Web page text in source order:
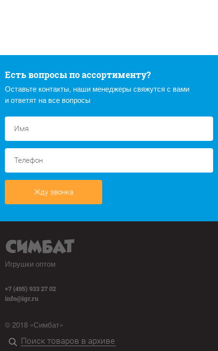
Есть вопросы по ассортименту?
Оставьте контакты, наши менеджеры свяжутся с вами
и ответят на все вопросы
Жду звонка
Игрушки оптом
+7 (495) 933 27 02
info@igr.ru
© 2018 «Симбат»